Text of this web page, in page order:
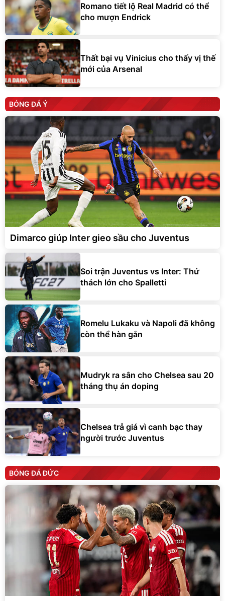
Romano tiết lộ Real Madrid có thể
cho mượn Endrick
Thất bại vụ Vinicius cho thấy vị thế
mới của Arsenal
BÓNG ĐÁ Ý
Dimarco giúp Inter gieo sầu cho Juventus
Soi trận Juventus vs Inter: Thử
thách lớn cho Spalletti
Romelu Lukaku và Napoli đã không
còn thể hàn gắn
Mudryk ra sân cho Chelsea sau 20
tháng thụ án doping
Chelsea trả giá vì canh bạc thay
người trước Juventus
BÓNG ĐÁ ĐỨC